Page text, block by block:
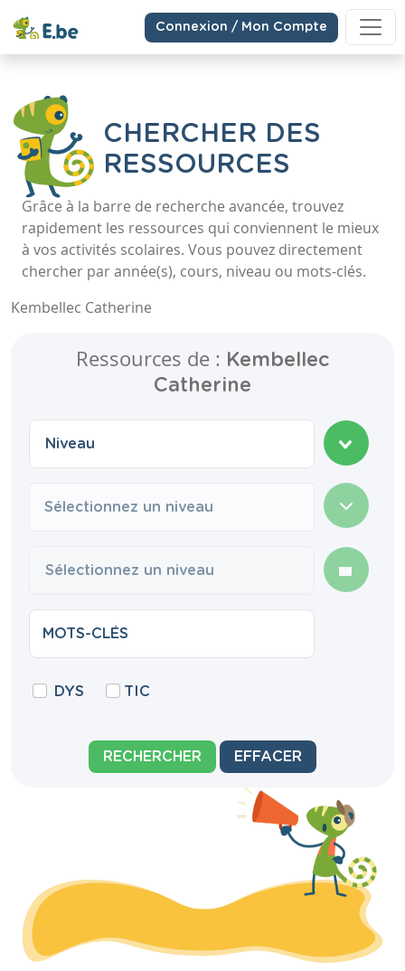
Connexion / Mon Compte
CHERCHER DES
RESSOURCES
Grâce à la barre de recherche avancée, trouvez
rapidement les ressources qui conviennent le mieux
à vos activités scolaires. Vous pouvez directement
chercher par année(s), cours, niveau ou mots-clés.
Kembellec Catherine
Ressources de : Kembellec
Catherine
Sélectionnez un niveau
DYS TIC
RECHERCHER EFFACER